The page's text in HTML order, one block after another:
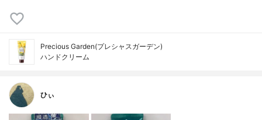
Precious Garden(プレシャスガーデン)
ハンドクリーム
ひぃ